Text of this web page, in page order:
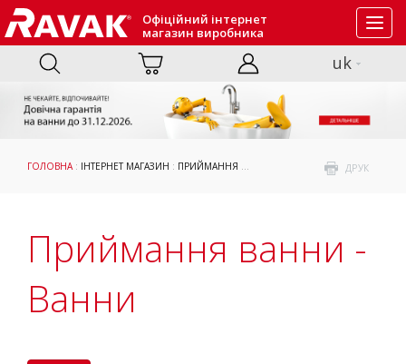
Офіційний інтернет
магазин виробника
uk
ДРУК
ГОЛОВНА : ІНТЕРНЕТ МАГАЗИН : ПРИЙМАННЯ ВАННИ
Приймання ванни -
Ванни